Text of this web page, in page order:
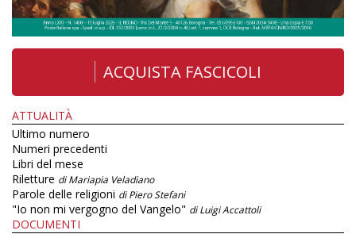
ACQUISTA FASCICOLI
ATTUALITÀ
Ultimo numero
Numeri precedenti
Libri del mese
Riletture di Mariapia Veladiano
Parole delle religioni di Piero Stefani
"Io non mi vergogno del Vangelo" di Luigi Accattoli
DOCUMENTI